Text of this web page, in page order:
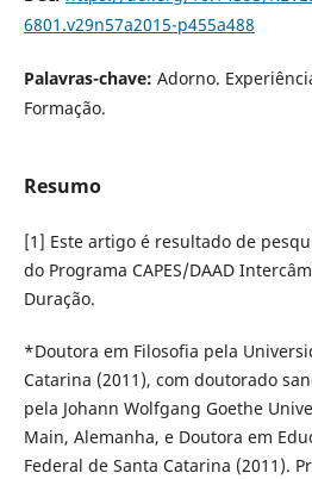
6801.v29n57a2015-p455a488
Palavras-chave: Adorno.
Formação.
Resumo
[1] Este artigo é resultado de
do Programa CAPES/DAAD
Duração.
*Doutora em Filosofia pela
Catarina (2011), com doutorado
pela Johann Wolfgang Goethe
Main, Alemanha, e Doutora em
Federal de Santa Catarina (2011).